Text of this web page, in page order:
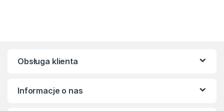
Obsługa klienta
Informacje o nas